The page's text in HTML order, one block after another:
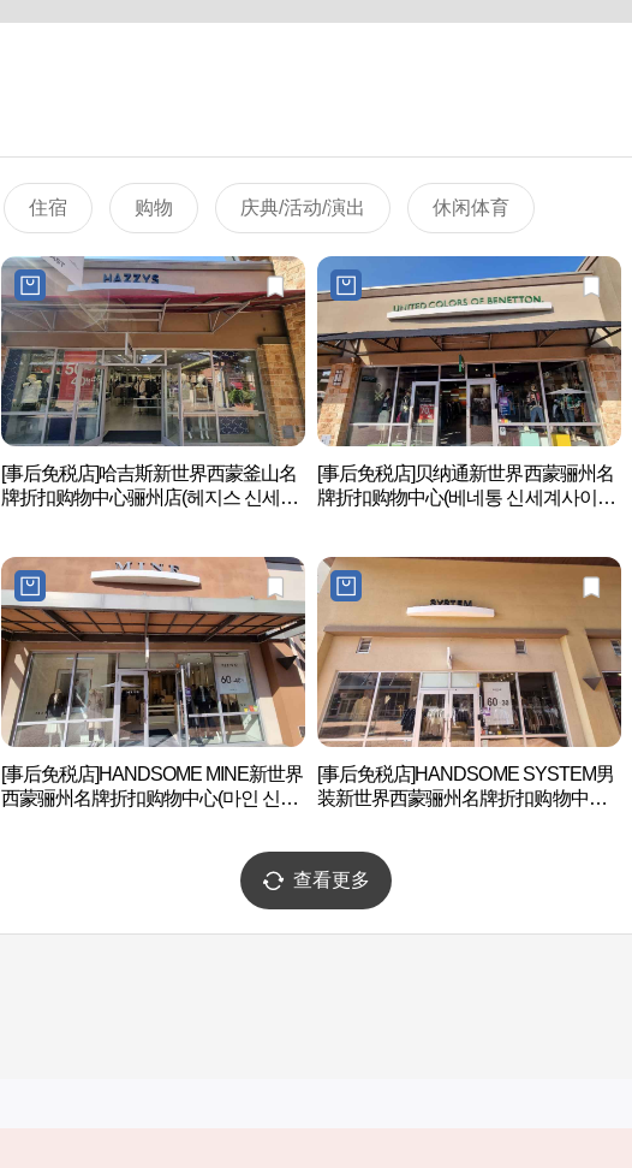
住宿 购物 庆典/活动/演出 休闲体育
[事后免税店]哈吉斯新世界西蒙釜山名
牌折扣购物中心骊州店(헤지스 신세계
[事后免税店]贝纳通新世界西蒙骊州名
牌折扣购物中心(베네통 신세계사이먼
[事后免税店]HANDSOME MINE新世界
西蒙骊州名牌折扣购物中心(마인 신세
[事后免税店]HANDSOME SYSTEM男
装新世界西蒙骊州名牌折扣购物中心
查看更多